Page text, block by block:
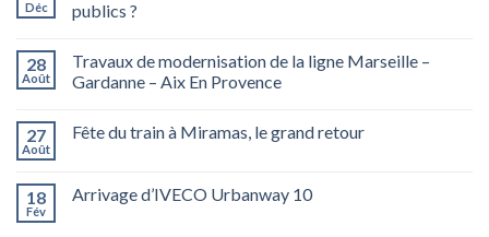
Déc publics ?
28
Août
Travaux de modernisation de la ligne Marseille –
Gardanne – Aix En Provence
27
Août
Fête du train à Miramas, le grand retour
18
Fév
Arrivage d’IVECO Urbanway 10